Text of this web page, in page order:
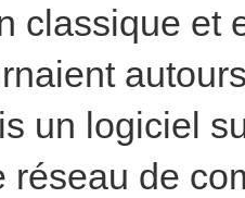
classique et
un logiciel
réseau de